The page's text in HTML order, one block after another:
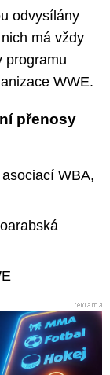
odvysílány
má vždy
programu
WWE.
přenosy
WBA,